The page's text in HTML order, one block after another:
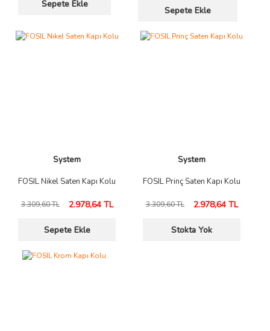
Sepete Ekle
Sepete Ekle
System
FOSIL Nikel Saten Kapı Kolu
3.309,60 TL 2.978,64 TL
Sepete Ekle
System
FOSIL Prinç Saten Kapı Kolu
3.309,60 TL 2.978,64 TL
Stokta Yok